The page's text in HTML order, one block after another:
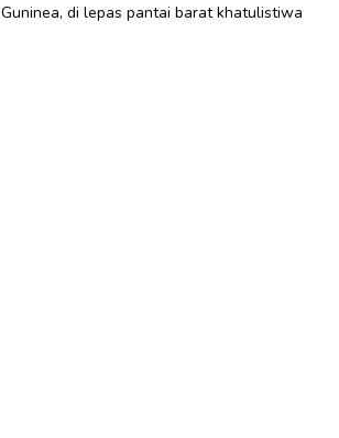
di lepas pantai barat khatulistiwa